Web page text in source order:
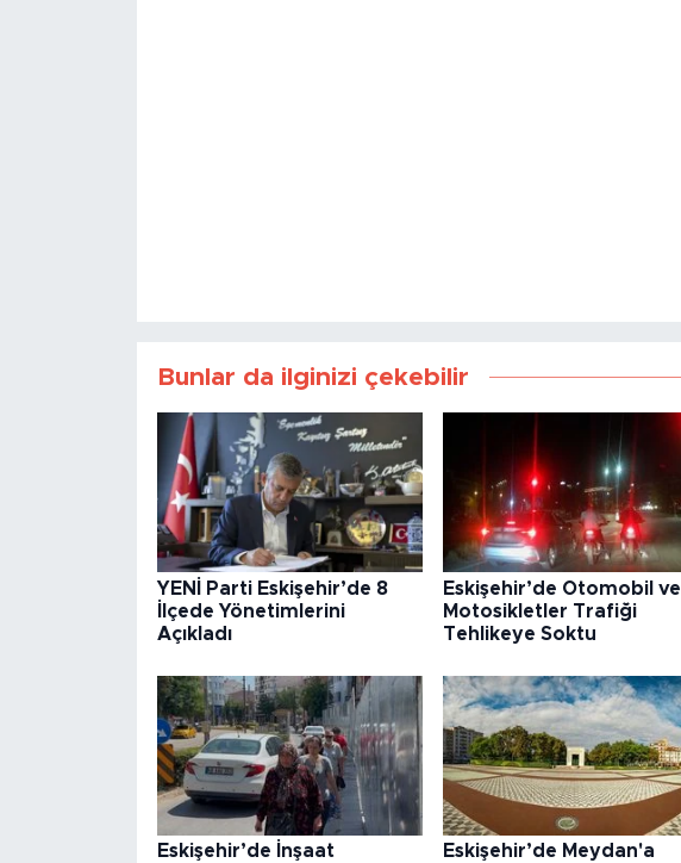
Bunlar da ilginizi çekebilir
YENİ Parti Eskişehir’de 8
İlçede Yönetimlerini
Açıkladı
Eskişehir’de Otomobil ve
Motosikletler Trafiği
Tehlikeye Soktu
Eskişehir’de İnşaat
Eskişehir’de Meydan'a